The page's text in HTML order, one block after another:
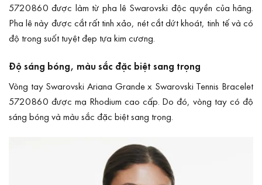
5720860 được làm từ pha lê Swarovski độc quyền của hãng.
Pha lê này được cắt rất tinh xảo, nét cắt dứt khoát, tinh tế và có
độ trong suốt tuyệt đẹp tựa kim cương.
Độ sáng bóng, màu sắc đặc biệt sang trọng
Vòng tay Swarovski Ariana Grande x Swarovski Tennis Bracelet
5720860 được mạ Rhodium cao cấp. Do đó, vòng tay có độ
sáng bóng và màu sắc đặc biệt sang trọng.